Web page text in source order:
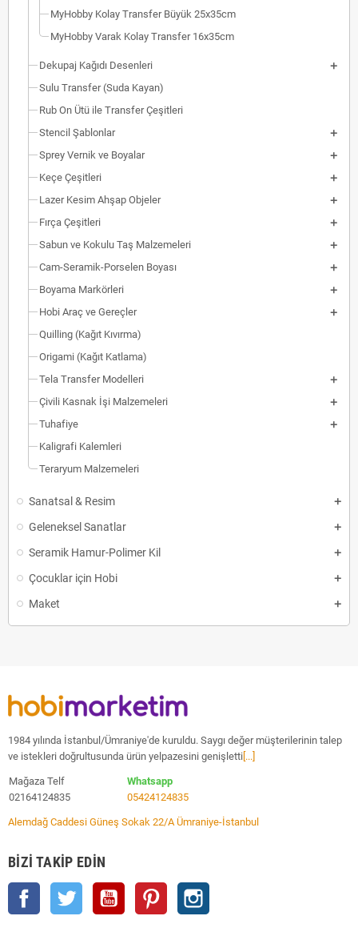
MyHobby Kolay Transfer Büyük 25x35cm
MyHobby Varak Kolay Transfer 16x35cm
Dekupaj Kağıdı Desenleri
Sulu Transfer (Suda Kayan)
Rub On Ütü ile Transfer Çeşitleri
Stencil Şablonlar
Sprey Vernik ve Boyalar
Keçe Çeşitleri
Lazer Kesim Ahşap Objeler
Fırça Çeşitleri
Sabun ve Kokulu Taş Malzemeleri
Cam-Seramik-Porselen Boyası
Boyama Markörleri
Hobi Araç ve Gereçler
Quilling (Kağıt Kıvırma)
Origami (Kağıt Katlama)
Tela Transfer Modelleri
Çivili Kasnak İşi Malzemeleri
Tuhafiye
Kaligrafi Kalemleri
Teraryum Malzemeleri
Sanatsal & Resim
Geleneksel Sanatlar
Seramik Hamur-Polimer Kil
Çocuklar için Hobi
Maket
1984 yılında İstanbul/Ümraniye'de kuruldu. Saygı değer müşterilerinin talep
ve istekleri doğrultusunda ürün yelpazesini genişletti [...]
Mağaza Telf
02164124835
Whatsapp
05424124835
Alemdağ Caddesi Güneş Sokak 22/A Ümraniye-İstanbul
BIZI TAKIP EDIN
Facebook Twitter YouTube Pinterest